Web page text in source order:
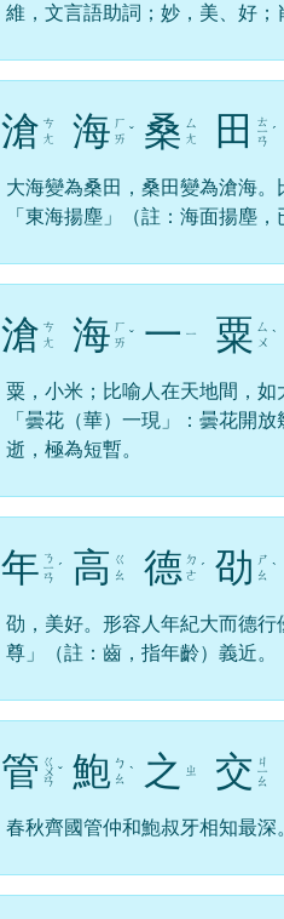
維，文言語助詞；妙，美、好；
滄 ㄘ
ㄤ
海 ㄏ
ㄞ ˇ 桑 ㄙ
ㄤ
田 ㄊ
ㄧ
ㄢ
ˊ
大海變為桑田，桑田變為滄海。
「東海揚塵」（註：海面揚塵，
滄 ㄘ
ㄤ
海 ㄏ
ㄞ ˇ 一 ㄧ 粟 ㄙ
ㄨ ˋ
粟，小米；比喻人在天地間，
「曇花（華）一現」：曇花開
逝，極為短暫。
年 ㄋ
ㄧ
ㄢ
ˊ 高 ㄍ
ㄠ
德 ㄉ
ㄜ ˊ 劭 ㄕ
ㄠ ˋ
劭，美好。形容人年紀大而德
尊」（註：齒，指年齡）義近。
管 ㄍ
ㄨ
ㄢ
ˇ 鮑 ㄅ
ㄠ ˋ 之 ㄓ 交 ㄐ
ㄧ
ㄠ
春秋齊國管仲和鮑叔牙相知最深